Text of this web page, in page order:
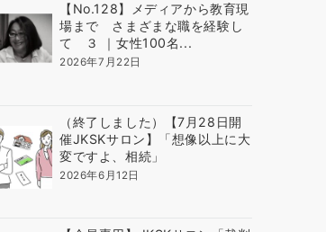
【No.128】メディアから教育現
場まで さまざまな職を経験し
て ３ ｜女性100名...
2026年7月22日
（終了しました）【7月28日開
催JKSKサロン】「想像以上に大
変ですよ、相続」
2026年6月12日